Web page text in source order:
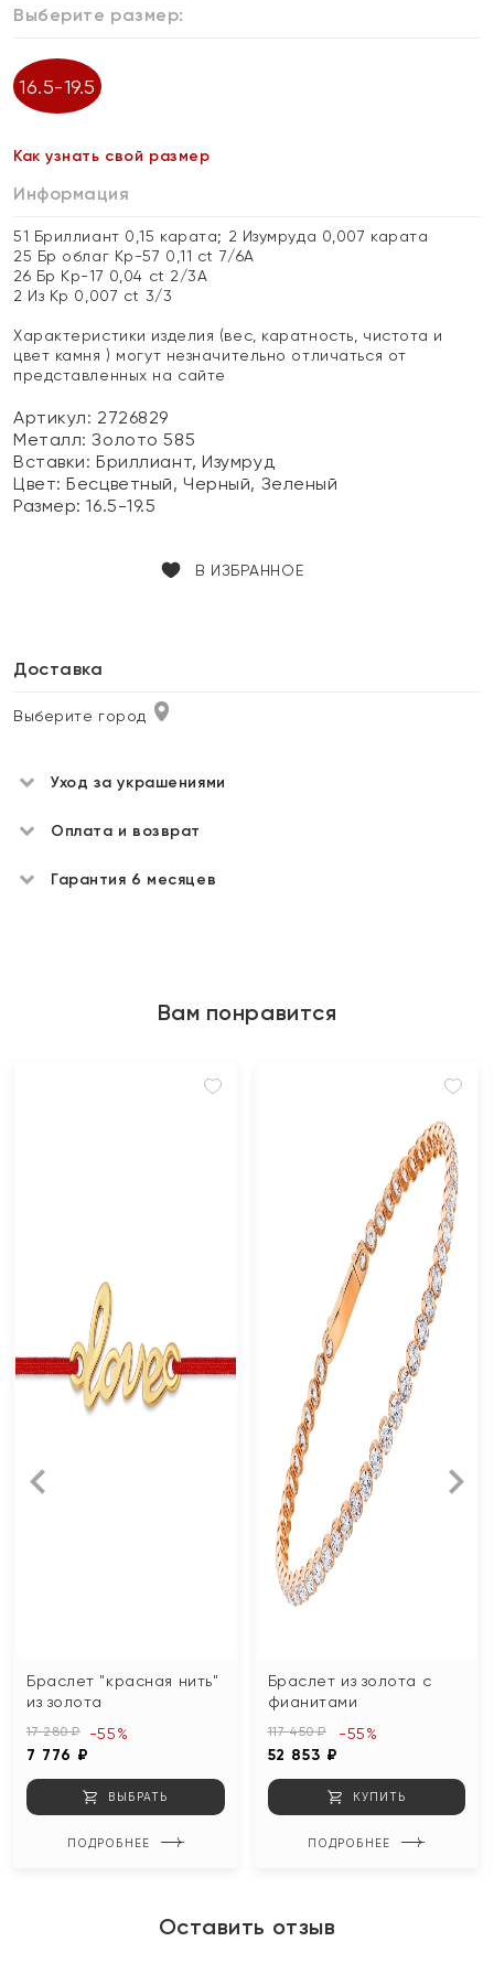
Выберите размер:
16.5-19.5
Как узнать свой размер
Информация
51 Бриллиант 0,15 карата; 2 Изумруда 0,007 карата
25 Бр облаг Кр-57 0,11 ct 7/6А
26 Бр Кр-17 0,04 ct 2/3А
2 Из Кр 0,007 ct 3/3
Характеристики изделия (вес, каратность, чистота и
цвет камня ) могут незначительно отличаться от
представленных на сайте
Артикул: 2726829
Металл:Золото 585
Вставки:Бриллиант, Изумруд
Цвет:Бесцветный, Черный, Зеленый
Размер:16.5-19.5
В ИЗБРАННОЕ
Доставка
Выберите город
Уход за украшениями
Оплата и возврат
Гарантия 6 месяцев
Вам понравится
Браслет "красная нить"
из золота
17 280 ₽
7 776 ₽
-55%
ВЫБРАТЬ
ПОДРОБНЕЕ
Браслет из золота с
фианитами
117 450 ₽
52 853 ₽
-55%
КУПИТЬ
ПОДРОБНЕЕ
Оставить отзыв